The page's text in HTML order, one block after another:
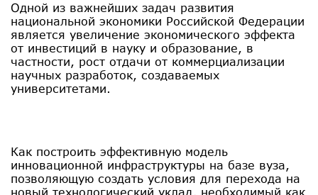
Одной из важнейших задач развития
национальной экономики Российской Федерации
является увеличение экономического эффекта
от инвестиций в науку и образование, в
частности, рост отдачи от коммерциализации
научных разработок, создаваемых
университетами.
Как построить эффективную модель
инновационной инфраструктуры на базе вуза,
позволяющую создать условия для перехода на
новый технологический уклад, необходимый как